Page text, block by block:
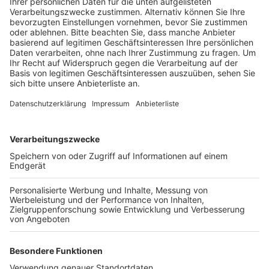
Veröffentlicht:Mittwoch, 30.09.2020 15:18
Anzeige
Stattdessen sollen die Gastwirte mithelfen, indem sie
die Besucherlisten auf Plausibilität kontrollieren und
Vorsitzenden desDeutschen Hotel- und
Gaststättenverbandes (DEHOGA) im Rhein-Erft-Kreis,
darf es nicht sein, dass Gäste sich mit Fantasienamen
wie Donald Duck in die Listen eintragen. Daher
appelliert die DEHOGA an die eigene Verantwortung
der Gäste, sich selbst und andere durch korrekte
Kontaktangaben zu schützen. Wer bei der Angabe
falscher Daten erwischt wird, zahlt ab morgen 250